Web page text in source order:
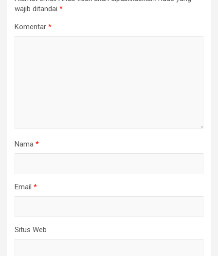
wajib ditandai *
Komentar *
Nama *
Email *
Situs Web